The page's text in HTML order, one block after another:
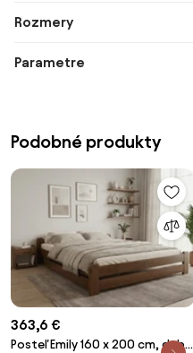
Rozmery
Parametre
Podobné produkty
363,6 €
Posteľ Emily 160 x 200 cm, dub